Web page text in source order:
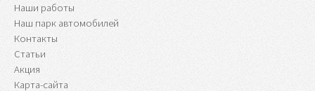
Наши работы
Наш парк автомобилей
Контакты
Статьи
Акция
Карта-сайта